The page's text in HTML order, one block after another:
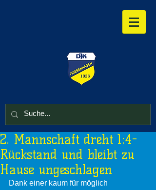
2. Mannschaft dreht 1:4-
Rückstand und bleibt zu
Hause ungeschlagen
Dank einer kaum für möglich